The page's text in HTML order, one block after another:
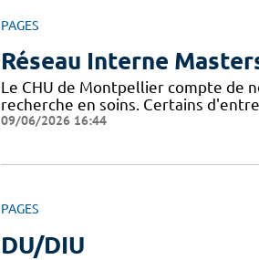
PAGES
Réseau Interne
Le CHU de Montpellier compte de
recherche en soins. Certains
09/06/2026 16:44
PAGES
DU/DIU